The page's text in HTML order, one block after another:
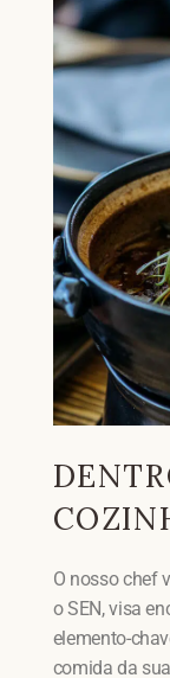
O nosso chef
o SEN, visa
elemento-
comida da